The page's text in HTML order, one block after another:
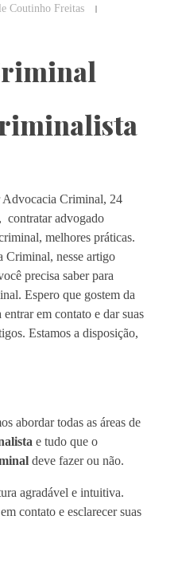
Coutinho Freitas
Advocacia Criminal, 24
contratar advogado
melhores práticas.
Criminal, nesse artigo
precisa saber para
Espero que gostem da
em contato e dar suas
Estamos a disposição,
abordar todas as áreas de
e tudo que o
deve fazer ou não.
agradável e intuitiva.
contato e esclarecer suas